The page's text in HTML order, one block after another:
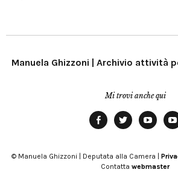
Manuela Ghizzoni | Archivio attività
Mi trovi anche qui
© Manuela Ghizzoni | Deputata alla Camera |
Contatta webmaster